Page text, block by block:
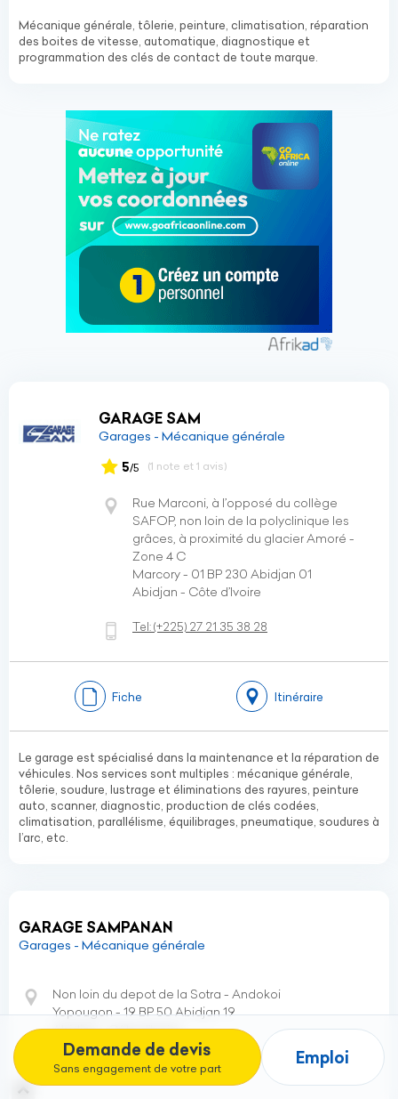
Demande de devis
Sans engagement de votre part
Emploi
Mécanique générale, tôlerie, peinture, climatisation, réparation
des boites de vitesse, automatique, diagnostique et
programmation des clés de contact de toute marque.
GARAGE SAM
Garages - Mécanique générale
5/5 (1 note et 1 avis)
Rue Marconi, à l’opposé du collège
SAFOP, non loin de la polyclinique les
grâces, à proximité du glacier Amoré -
Zone 4 C
Marcory - 01 BP 230 Abidjan 01
Abidjan - Côte d’Ivoire
Tel:(+225) 27 21 35 38 28
Fiche Itinéraire
Le garage est spécialisé dans la maintenance et la réparation de
véhicules. Nos services sont multiples : mécanique générale,
tôlerie, soudure, lustrage et éliminations des rayures, peinture
auto, scanner, diagnostic, production de clés codées,
climatisation, parallélisme, équilibrages, pneumatique, soudures à
l’arc, etc.
GARAGE SAMPANAN
Garages - Mécanique générale
Non loin du depot de la Sotra - Andokoi
Yopougon - 19 BP 50 Abidjan 19
Abidjan - Côte d’Ivoire
Gsm: (+225) 07 07 34 39 35